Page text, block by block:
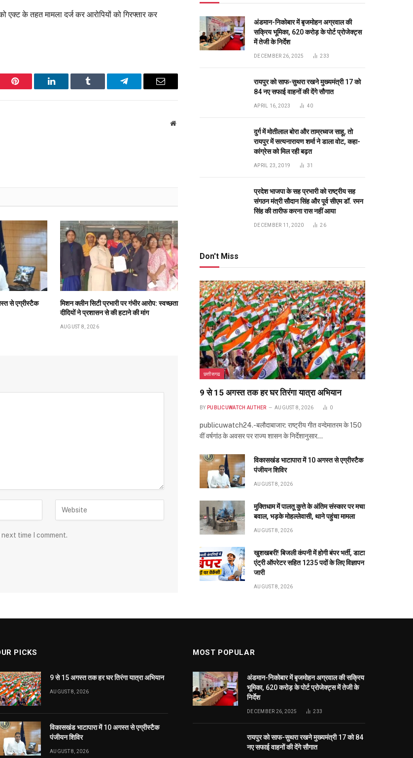
एक्ट के तहत मामला दर्ज कर आरोपियों को गिरफ्तार कर
Pinterest LinkedIn Tumblr Telegram Email
Website
से एग्रीस्टैक
मिशन क्लीन सिटी प्रभारी पर गंभीर आरोप: स्वच्छता
दीदियों ने प्रशासन से की हटाने की मांग
AUGUST 8, 2026
time I comment.
RO No 13722/1
अंडमान-निकोबार में बृजमोहन अग्रवाल की
में तेजी के निर्देश
DECEMBER 26, 2025 233
रायपुर को साफ-सुथरा रखने मुख्यमंत्री 17 को
दुर्ग में मोतीलाल बोरा और ताम्रध्वज साहू, तो
रायपुर में सत्यनारायण शर्मा ने डाला वोट, कहा-
कांग्रेस को मिल रही बढ़त
APRIL 23, 2019 31
प्रदेश भाजपा के सह प्रभारी को राष्ट्रीय सह
संगठन मंत्री सौदान सिंह और पूर्व सीएम डॉ. रमन
सिंह की तारीफ करना रास नहीं आया
DECEMBER 11, 2020 26
Don't Miss
छत्तीसगढ
BY PUBLICUWATCH AUTHER AUGUST 8, 2026 0
publicuwatch24.-बलौदाबाजार: राष्ट्रीय गीत वन्देमातरम के 150
वीं वर्षगांठ के अवसर पर राज्य शासन के निर्देशानुसार…
पंजीयन शिविर
मुक्तिधाम में पालतू कुत्ते के अंतिम संस्कार पर मचा
AUGUST 8, 2026
खुशखबरी! बिजली कंपनी में होगी बंपर भर्ती, डाटा
एंट्री ऑपरेटर सहित 1235 पदों के लिए विज्ञापन
AUGUST 8, 2026